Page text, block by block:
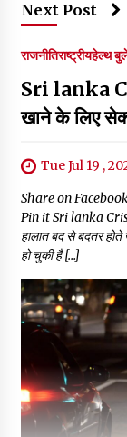
Next Post
राजनीतिराष्ट्रीयहेल्थ
Sri lanka
खाने के लिए
Tue Jul 19 ,
Share on
Pin it Sri lanka
हालात बद से बदतर होते
हो चुकी है […]